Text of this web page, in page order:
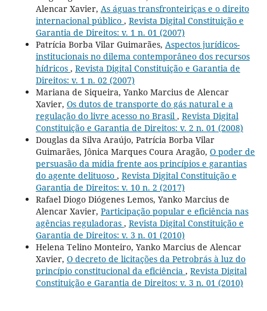
Alencar Xavier, As águas transfronteiriças e o direito
internacional público , Revista Digital Constituição e
Garantia de Direitos: v. 1 n. 01 (2007)
Patrícia Borba Vilar Guimarães, Aspectos jurídicos-
institucionais no dilema contemporâneo dos recursos
hídricos , Revista Digital Constituição e Garantia de
Direitos: v. 1 n. 02 (2007)
Mariana de Siqueira, Yanko Marcius de Alencar
Xavier, Os dutos de transporte do gás natural e a
regulação do livre acesso no Brasil , Revista Digital
Constituição e Garantia de Direitos: v. 2 n. 01 (2008)
Douglas da Silva Araújo, Patrícia Borba Vilar
Guimarães, Jônica Marques Coura Aragão, O poder de
persuasão da mídia frente aos princípios e garantias
do agente delituoso , Revista Digital Constituição e
Garantia de Direitos: v. 10 n. 2 (2017)
Rafael Diogo Diógenes Lemos, Yanko Marcius de
Alencar Xavier, Participação popular e eficiência nas
agências reguladoras , Revista Digital Constituição e
Garantia de Direitos: v. 3 n. 01 (2010)
Helena Telino Monteiro, Yanko Marcius de Alencar
Xavier, O decreto de licitações da Petrobrás à luz do
princípio constitucional da eficiência , Revista Digital
Constituição e Garantia de Direitos: v. 3 n. 01 (2010)